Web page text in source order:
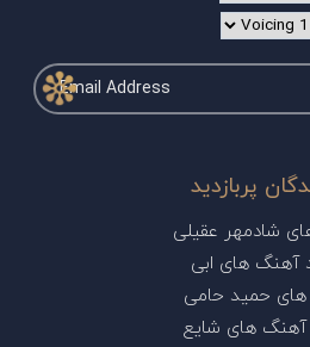
پربازدید
شادمهر عقیلی
آهنگ های ابی
های حمید حامی
آهنگ های شایع